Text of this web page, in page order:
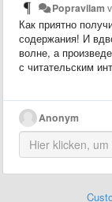
Popravilam
Как приятно
содержания! И
волне, а
с читательским
Anonym